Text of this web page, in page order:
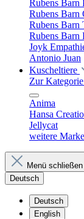
Rubens Barn
Rubens Barn
Rubens Barn
Rubens Barn
Joyk
Antonio Juan
Kuscheltiere
Zur
Anima
Hansa
Jellycat
weitere
Menü schließen
Deutsch
Deutsch
English